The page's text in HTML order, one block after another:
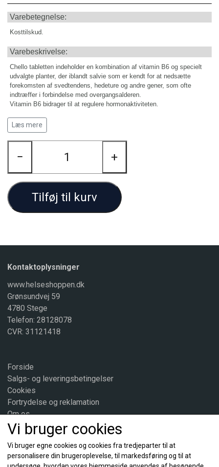
Varebetegnelse:
Kosttilskud.
Varebeskrivelse:
Chello tabletten indeholder en kombination af vitamin B6 og specielt
udvalgte planter, der iblandt salvie som er kendt for at nedsætte
forekomsten af svedtendens, hedeture og andre gener, som ofte
indtræffer i forbindelse med overgangsalderen.
Vitamin B6 bidrager til at regulere hormonaktiviteten.
Obligatorisk tekst for kosttilskud: Den anbefalede daglige dosis bør
ikke overskrides. Kosttilskud bør ikke træde i stedet for varieret kost.
Opbevares uden for børns rækkevidde. Bør kun efter aftale med læge
Ovenstående tekst er en obligatorisk tekst. Aldersangivelsen kan
Daglig dosis:
Voksne:
Indhold
Vitamin B6 (mg)
Kinesisk kvan ekstrakt (mg)
Salvie ekstrakt (mg)
Røllike ekstrakt (mg)
Indtages samme med et glas vand.
Opbevaring:
Opbevares tørt, beskyttet mod lys og varme.
Læs mere
− +
Tilføj til kurv
Kontaktoplysninger
www.helseshoppen.dk
Grønsundvej 59
4780 Stege
Telefon: 28128078
CVR: 31121418
Forside
Salgs- og leveringsbetingelser
Cookies
Fortrydelse og reklamation
Om os
Kontakt
Sociale medier
Vi bruger cookies
Vi bruger egne cookies og cookies fra tredjeparter til at
personalisere din brugeroplevelse, til markedsføring og til at